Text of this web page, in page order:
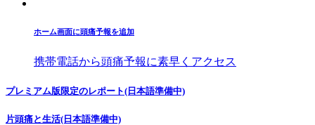
ホーム画面に頭痛予報を追加
携帯電話から頭痛予報に素早くアクセス
プレミアム版限定のレポート(日本語準備中)
片頭痛と生活(日本語準備中)